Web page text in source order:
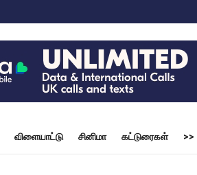
விளையாட்டு சினிமா கட்டுரைகள் >>